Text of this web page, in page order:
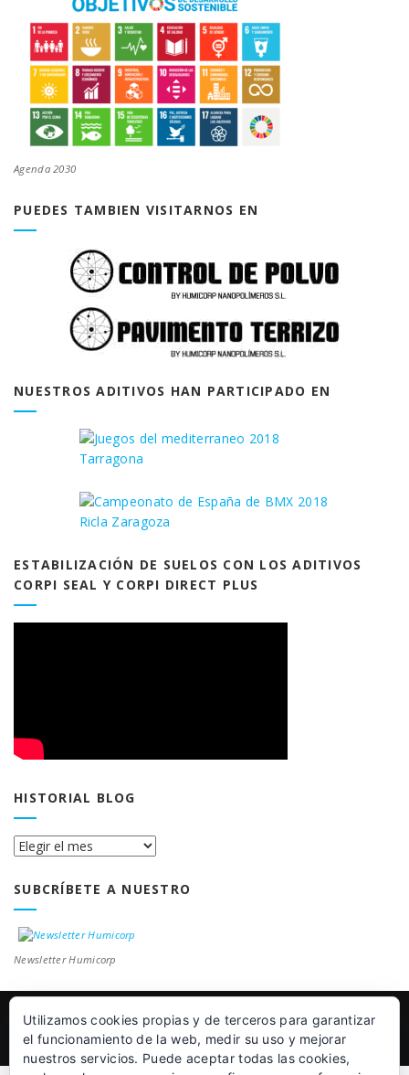
Agenda 2030
PUEDES TAMBIEN VISITARNOS EN
NUESTROS ADITIVOS HAN PARTICIPADO EN
ESTABILIZACIÓN DE SUELOS CON LOS ADITIVOS
CORPI SEAL Y CORPI DIRECT PLUS
HISTORIAL BLOG
Historial
SUBCRÍBETE A NUESTRO
Newsletter Humicorp
© Humicorp Nanopolímeros S.L 2011-2026| Aviso Legal
Utilizamos cookies propias y de terceros para garantizar
el funcionamiento de la web, medir su uso y mejorar
nuestros servicios. Puede aceptar todas las cookies,